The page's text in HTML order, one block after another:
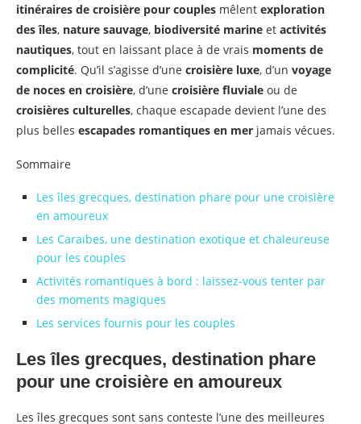
itinéraires de croisière pour couples mêlent exploration
des îles, nature sauvage, biodiversité marine et activités
nautiques, tout en laissant place à de vrais moments de
complicité. Qu’il s’agisse d’une croisière luxe, d’un voyage
de noces en croisière, d’une croisière fluviale ou de
croisières culturelles, chaque escapade devient l’une des
plus belles escapades romantiques en mer jamais vécues.
Sommaire
Les îles grecques, destination phare pour une croisière
en amoureux
Les Caraïbes, une destination exotique et chaleureuse
pour les couples
Activités romantiques à bord : laissez-vous tenter par
des moments magiques
Les services fournis pour les couples
Les îles grecques, destination phare
pour une croisière en amoureux
Les îles grecques sont sans conteste l’une des meilleures